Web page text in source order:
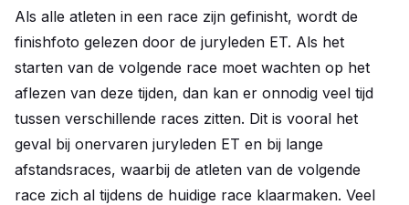
Als alle atleten in een race zijn gefinisht, wordt de
finishfoto gelezen door de juryleden ET. Als het
starten van de volgende race moet wachten op het
aflezen van deze tijden, dan kan er onnodig veel tijd
tussen verschillende races zitten. Dit is vooral het
geval bij onervaren juryleden ET en bij lange
afstandsraces, waarbij de atleten van de volgende
race zich al tijdens de huidige race klaarmaken. Veel